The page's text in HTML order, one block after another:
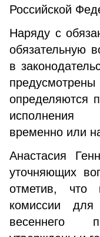
Российской
Наряду с
обязательную
в
определяются
исполнения
временно или
Анастасия
уточняющих
отметив,
комиссии
весеннего